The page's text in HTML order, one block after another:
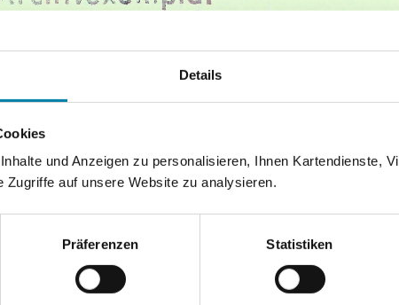
Details
und Anzeigen zu personalisieren, Ihnen Kartendienste,
Zugriffe auf unsere Website zu analysieren.
Präferenzen Statistiken